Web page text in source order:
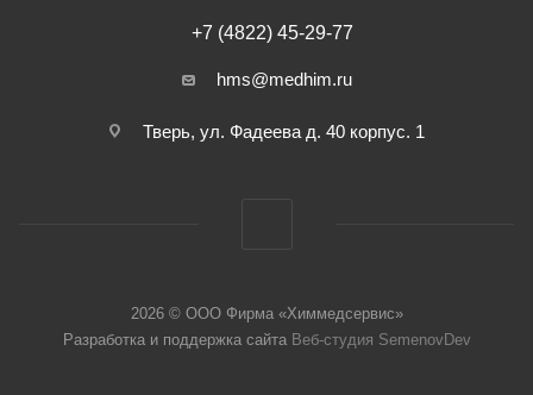
+7 (4822) 45-29-77
hms@medhim.ru
Тверь, ул. Фадеева д. 40 корпус. 1
2026 © ООО Фирма «Химмедсервис»
Разработка и поддержка сайта Веб-студия SemenovDev